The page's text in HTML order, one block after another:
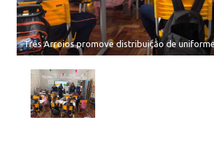
Três Arroios promove distribuição de